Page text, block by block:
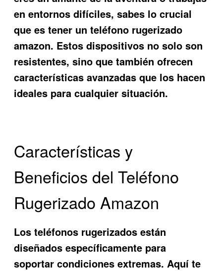
en entornos difíciles, sabes lo crucial
que es tener unteléfono rugerizado
amazon. Estos dispositivos no solo son
resistentes, sino que también ofrecen
características avanzadas que los hacen
ideales para cualquier situación.
Características y
Beneficios del Teléfono
Rugerizado Amazon
Los teléfonos rugerizados están
diseñados específicamente para
soportar condiciones extremas. Aquí te